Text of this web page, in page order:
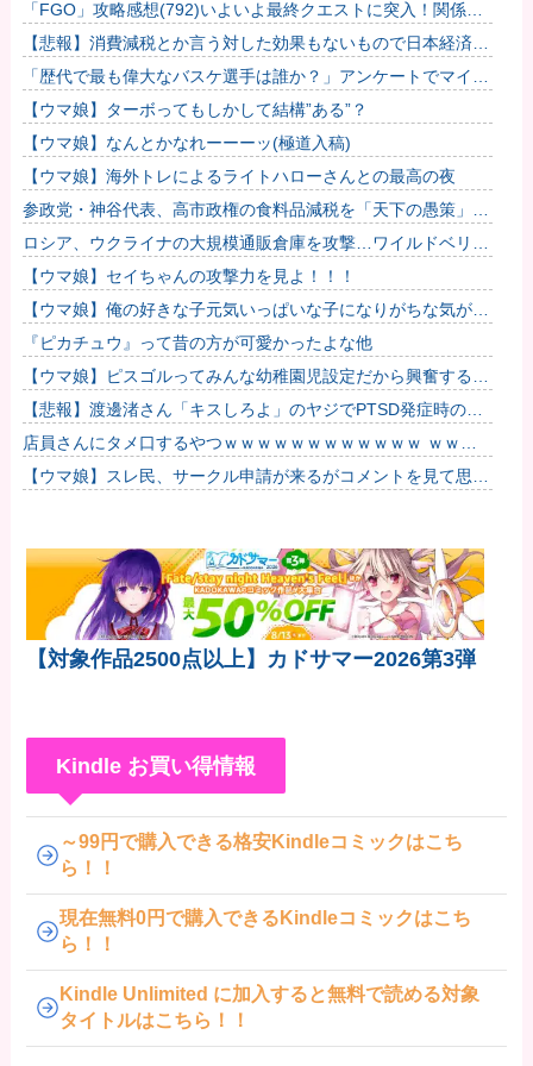
ば...
「FGO」攻略感想(792)いよいよ最終クエストに突入！関係な
いけど壱与って見た目的にはメッチャ美人だよね…
【悲報】消費減税とか言う対した効果もないもので日本経済破
滅へ
「歴代で最も偉大なバスケ選手は誰か？」アンケートでマイケ
ル・ジョーダンが圧倒的な支持を集める
【ウマ娘】ターボってもしかして結構”ある”？
【ウマ娘】なんとかなれーーーッ(極道入稿)
【ウマ娘】海外トレによるライトハローさんとの最高の夜
参政党・神谷代表、高市政権の食料品減税を「天下の愚策」と
一刀両断
ロシア、ウクライナの大規模通販倉庫を攻撃…ワイルドベリー
ズへの報復！
【ウマ娘】セイちゃんの攻撃力を見よ！！！
【ウマ娘】俺の好きな子元気いっぱいな子になりがちな気がす
る。←「元気OPPAIの間違いだろ…」
『ピカチュウ』って昔の方が可愛かったよな他
【ウマ娘】ピスゴルってみんな幼稚園児設定だから興奮するよ
ね他
【悲報】渡邊渚さん「キスしろよ」のヤジでPTSD発症時の状
態に逆戻り
店員さんにタメ口するやつｗｗｗｗｗｗｗｗｗｗｗｗ ｗｗｗ
ｗｗｗｗｗｗｗｗｗ
【ウマ娘】スレ民、サークル申請が来るがコメントを見て思わ
【対象作品2500点以上】カドサマー2026第3弾
Kindle お買い得情報
～99円で購入できる格安Kindleコミックはこち
ら！！
現在無料0円で購入できるKindleコミックはこち
ら！！
Kindle Unlimited に加入すると無料で読める対象
タイトルはこちら！！